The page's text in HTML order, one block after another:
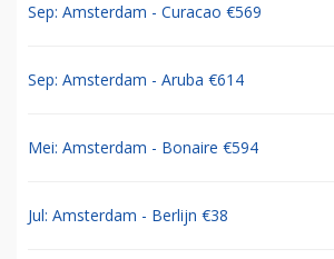
Sep: Amsterdam - Curacao €569
Sep: Amsterdam - Aruba €614
Mei: Amsterdam - Bonaire €594
Jul: Amsterdam - Berlijn €38